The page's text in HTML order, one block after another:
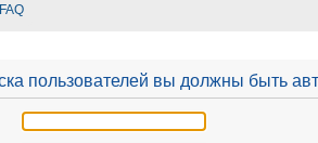
FAQ
пользователей вы должны быть